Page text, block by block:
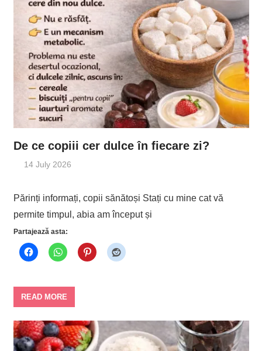
De ce copiii cer dulce în fiecare zi?
14 July 2026
Părinți informați, copii sănătoși Stați cu mine cat vă
permite timpul, abia am început și
Partajează asta:
READ MORE